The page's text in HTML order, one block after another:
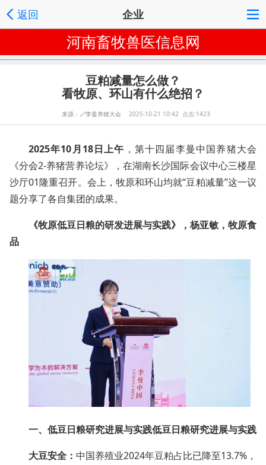
返回 企业
河南畜牧兽医信息网
豆粕减量怎么做？
看牧原、环山有什么绝招？
来源： 🔗李曼养猪大会 2025-10-21 10:42 点击:1423
2025年10月18日上午 ，第十四届李曼中国养猪大会
《分会2-养猪营养论坛》，在湖南长沙国际会议中心三楼星
沙厅01隆重召开。会上，牧原和环山均就“豆粕减量”这一议
题分享了各自集团的成果。
《牧原低豆日粮的研发进展与实践》，杨亚敏，牧原食
品
一、低豆日粮研究进展与实践低豆日粮研究进展与实践
大豆安全： 中国养殖业2024年豆粕占比已降至13.7%，